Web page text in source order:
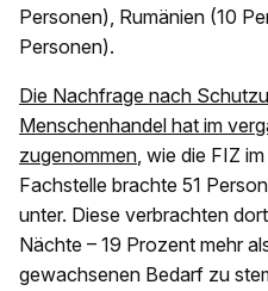
Personen), Rumänien (10
Personen).
Die Nachfrage nach
Menschenhandel hat im
zugenommen, wie die FIZ
Fachstelle brachte 51
unter. Diese verbrachten
Nächte – 19 Prozent mehr
gewachsenen Bedarf zu